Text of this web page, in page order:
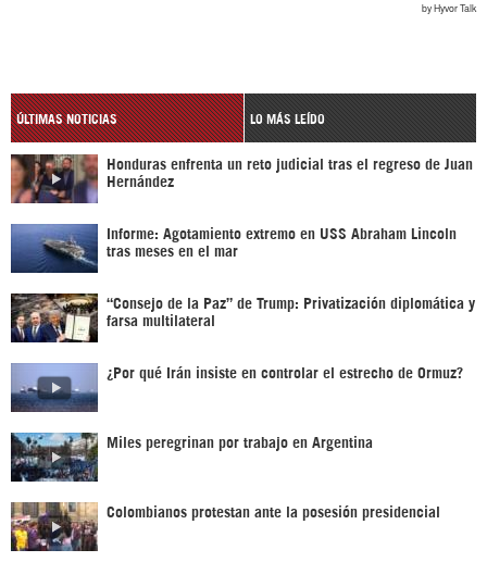
ÚLTIMAS NOTICIAS LO MÁS LEÍDO
Honduras enfrenta un reto judicial tras el regreso de Juan
Hernández
Informe: Agotamiento extremo en USS Abraham Lincoln
tras meses en el mar
“Consejo de la Paz” de Trump: Privatización diplomática y
farsa multilateral
¿Por qué Irán insiste en controlar el estrecho de Ormuz?
Miles peregrinan por trabajo en Argentina
Colombianos protestan ante la posesión presidencial